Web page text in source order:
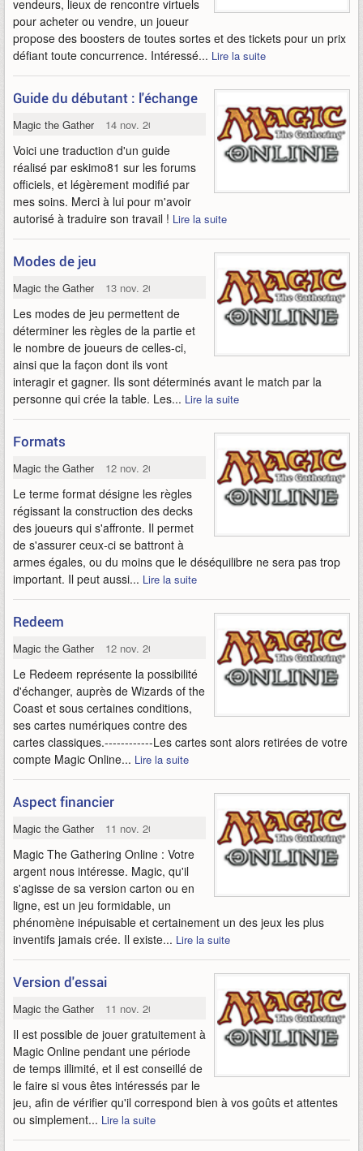
vendeurs, lieux de rencontre virtuels
pour acheter ou vendre, un joueur
propose des boosters de toutes sortes et des tickets pour un prix
défiant toute concurrence. Intéressé... Lire la suite
Guide du débutant : l'échange
Magic the Gathering Online
14 nov. 2009
Voici une traduction d'un guide
réalisé par eskimo81 sur les forums
officiels, et légèrement modifié par
mes soins. Merci à lui pour m'avoir
autorisé à traduire son travail ! Lire la suite
Modes de jeu
Magic the Gathering Online
13 nov. 2009
Les modes de jeu permettent de
déterminer les règles de la partie et
le nombre de joueurs de celles-ci,
ainsi que la façon dont ils vont
interagir et gagner. Ils sont déterminés avant le match par la
personne qui crée la table. Les... Lire la suite
Formats
Magic the Gathering Online
12 nov. 2009
Le terme format désigne les règles
régissant la construction des decks
des joueurs qui s'affronte. Il permet
de s'assurer ceux-ci se battront à
armes égales, ou du moins que le déséquilibre ne sera pas trop
important. Il peut aussi... Lire la suite
Redeem
Magic the Gathering Online
12 nov. 2009
Le Redeem représente la possibilité
d'échanger, auprès de Wizards of the
Coast et sous certaines conditions,
ses cartes numériques contre des
cartes classiques.------------Les cartes sont alors retirées de votre
compte Magic Online... Lire la suite
Aspect financier
Magic the Gathering Online
11 nov. 2009
Magic The Gathering Online : Votre
argent nous intéresse. Magic, qu'il
s'agisse de sa version carton ou en
ligne, est un jeu formidable, un
phénomène inépuisable et certainement un des jeux les plus
inventifs jamais crée. Il existe... Lire la suite
Version d'essai
Magic the Gathering Online
11 nov. 2009
Il est possible de jouer gratuitement à
Magic Online pendant une période
de temps illimité, et il est conseillé de
le faire si vous êtes intéressés par le
jeu, afin de vérifier qu'il correspond bien à vos goûts et attentes
ou simplement... Lire la suite